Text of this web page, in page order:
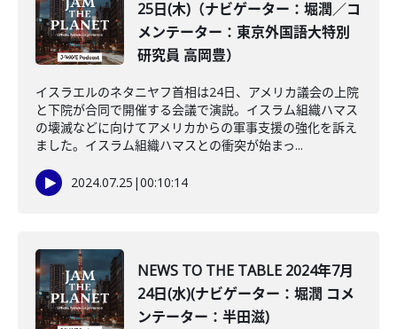
25日(木)（ナビゲーター：堀潤／コ
メンテーター：東京外国語大特別
研究員 高岡豊）
イスラエルのネタニヤフ首相は24日、アメリカ議会の上院
と下院が合同で開催する会議で演説。イスラム組織ハマス
の壊滅などに向けてアメリカからの軍事支援の強化を訴え
ました。イスラム組織ハマスとの衝突が始まっ...
2024.07.25 |00:10:14
NEWS TO THE TABLE 2024年7月
24日(水)(ナビゲーター：堀潤 コメ
ンテーター：半田滋)